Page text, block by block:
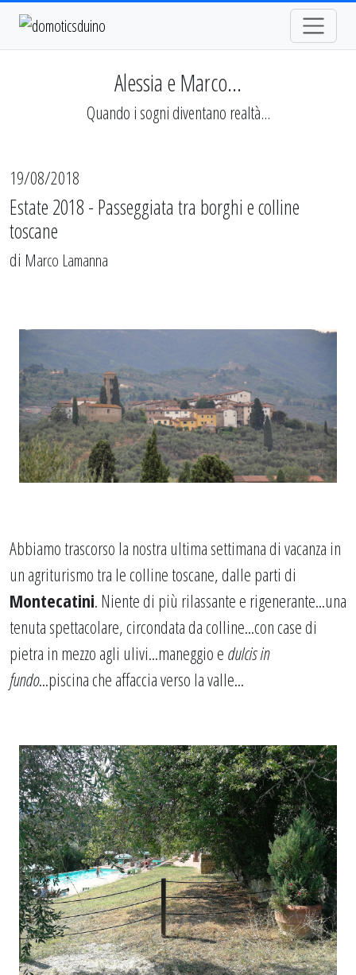
Alessia e Marco...
Quando i sogni diventano realtà...
19/08/2018
Estate 2018 - Passeggiata tra borghi e colline
toscane
di Marco Lamanna
Abbiamo trascorso la nostra ultima settimana di vacanza in
un agriturismo tra le colline toscane, dalle parti di
Montecatini. Niente di più rilassante e rigenerante...una
tenuta spettacolare, circondata da colline...con case di
pietra in mezzo agli ulivi...maneggio e dulcis in
fundo...piscina che affaccia verso la valle...